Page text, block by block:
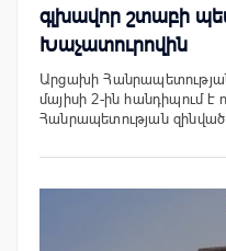
գլխավոր շտաբի
Խաչատուրովին
Արցախի
մայիսի 2-ին հանդիպում է
Հանրապետության զինված